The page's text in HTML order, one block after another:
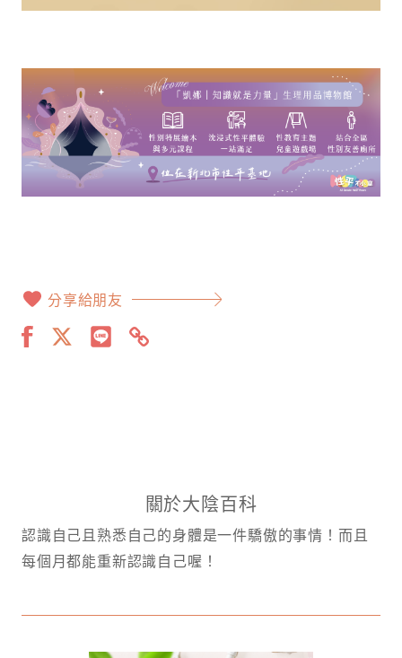
分享給朋友
關於大陰百科
認識自己且熟悉自己的身體是一件驕傲的事情！而且
每個月都能重新認識自己喔！